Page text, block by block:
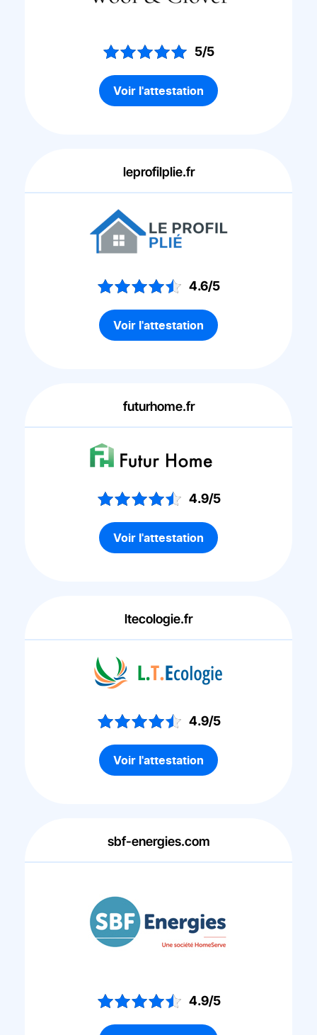
5/5
Voir l'attestation
leprofilplie.fr
4.6/5
Voir l'attestation
futurhome.fr
4.9/5
Voir l'attestation
ltecologie.fr
4.9/5
Voir l'attestation
sbf-energies.com
4.9/5